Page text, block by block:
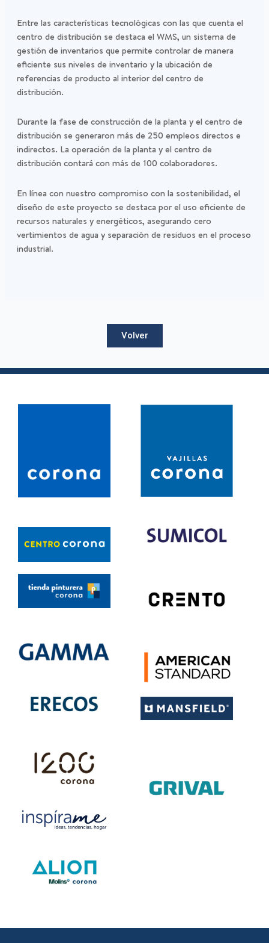
Entre las características tecnológicas con las que cuenta el
centro de distribución se destaca el WMS, un sistema de
gestión de inventarios que permite controlar de manera
eficiente sus niveles de inventario y la ubicación de
referencias de producto al interior del centro de
distribución.
Durante la fase de construcción de la planta y el centro de
distribución se generaron más de 250 empleos directos e
indirectos. La operación de la planta y el centro de
distribución contará con más de 100 colaboradores.
En línea con nuestro compromiso con la sostenibilidad, el
diseño de este proyecto se destaca por el uso eficiente de
recursos naturales y energéticos, asegurando cero
vertimientos de agua y separación de residuos en el proceso
industrial.
Volver